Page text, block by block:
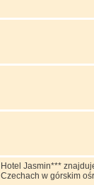
Hotel Jasmin***
Czechach w górskim